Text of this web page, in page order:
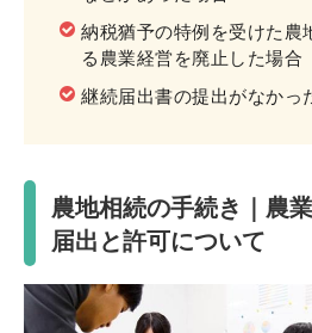
納税猶予の特例を受けた農
る農業経営を廃止した場合
継続届出書の提出がなかっ
農地相続の手続き｜農
届出と許可について